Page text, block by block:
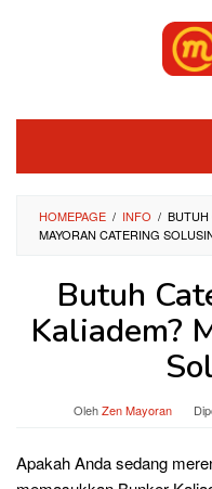
HOMEPAGE / INFO / BUTUH
MAYORAN CATERING
Butuh
Kaliadem?
OlehZen Mayoran
Apakah Anda sedang